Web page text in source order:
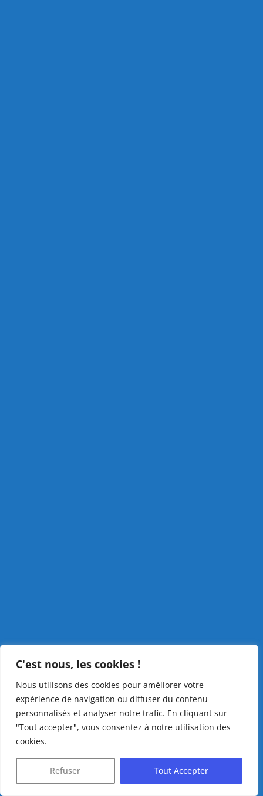
C'est nous, les cookies !
Nous utilisons des cookies pour améliorer votre
expérience de navigation ou diffuser du contenu
personnalisés et analyser notre trafic. En cliquant sur
"Tout accepter", vous consentez à notre utilisation des
cookies.
Refuser Tout Accepter